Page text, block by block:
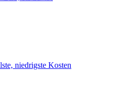
niedrigste Kosten